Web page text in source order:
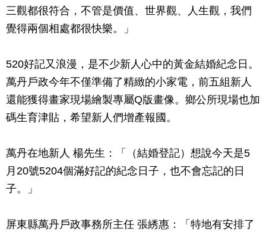
三觀都很符合，不管是價值、世界觀、人生觀，我們
覺得兩個相處都很快樂。」
520好記又浪漫，是不少新人心中的黃金結婚紀念日。
萬丹戶政今年不僅準備了精緻的小家電，前五組新人
還能獲得畫家現場繪製專屬Q版畫像。鄉公所現場也加
碼生育津貼，希望新人們增產報國。
萬丹在地新人 楊先生：「（結婚登記）想說今天是5
月20號5204個滿好記的紀念日子，也不會忘記的日
子。」
屏東縣萬丹戶政事務所主任 張綉惠：「特地有安排了